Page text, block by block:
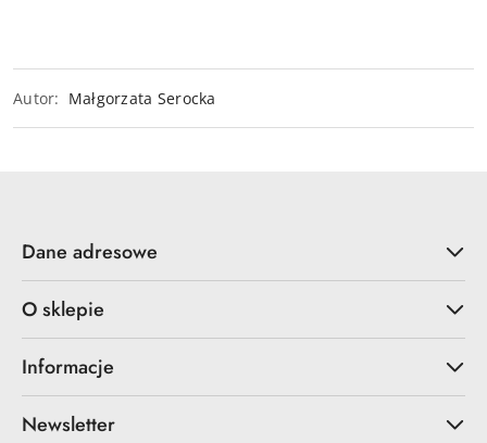
Autor: Małgorzata Serocka
Dane adresowe
O sklepie
Informacje
Newsletter